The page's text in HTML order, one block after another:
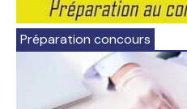
Préparation concours